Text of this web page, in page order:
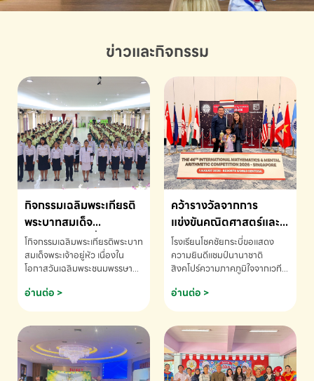
ข่าวและกิจกรรม
กิจกรรมเฉลิมพระเกียรติ
พระบาทสมเด็จ
พระเจ้าอยู่หัว เนื่องใน
โอกาสวันเฉลิม
พระชนมพรรษา
โกิจกรรมเฉลิมพระเกียรติพระบาท
สมเด็จพระเจ้าอยู่หัว เนื่องใน
โอกาสวันเฉลิมพระชนมพรรษา
ข้อมูลเพิ่มเติม โทร. 075-691910
อ่านต่อ >
คว้ารางวัลจากการ
แข่งขันคณิตศาสตร์และ
คณิตคิดเร็วนานาชาติ
ครั้งที่ 46 ประจำปี 2569
ณ ประเทศสิงคโปร์
โรงเรียนโชคชัยกระบี่ขอแสดง
ความยินดีแชมป์นานาชาติ
สิงคโปร์ความภาคภูมิใจจากเวที
ด.ช.พัทธนันท์ พรหมพันธ์ ชั้น
อนุบาล EP K3 โรงเรียนโชคชัย
แข่งขันคณิตศาสตร์และคณิตคิด
เร็วนานาชาติ ครั้งที่ 46 ประจำปี
2569 ณ ประเทศสิงคโปร์
INTERNATIONAL
อ่านต่อ >